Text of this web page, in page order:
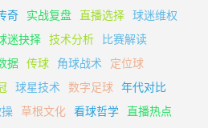
奇 实战复盘 直播选择
球迷维权
迷抉择 技术分析
比赛解读
据 传球 角球战术
定位球
球星技术 数字足球
年代对比
草根文化 看球哲学
直播热点